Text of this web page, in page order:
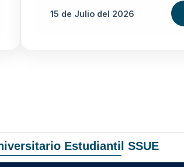
15 de Juliodel 2026
Estudiantil SSUE